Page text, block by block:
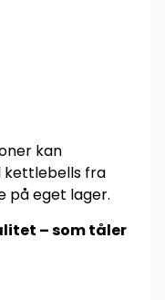
kan
kettlebells fra
på eget lager.
– som tåler